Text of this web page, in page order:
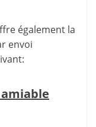
également la
envoi
amiable